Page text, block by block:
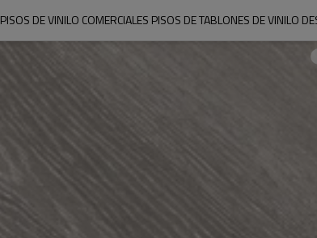
PISOS DE VINILO COMERCIALES PISOS DE TABLONES DE VINILO